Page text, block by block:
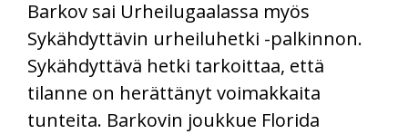
Barkov sai Urheilugaalassa myös
Sykähdyttävin urheiluhetki -palkinnon.
Sykähdyttävä hetki tarkoittaa, että
tilanne on herättänyt voimakkaita
tunteita. Barkovin joukkue Florida